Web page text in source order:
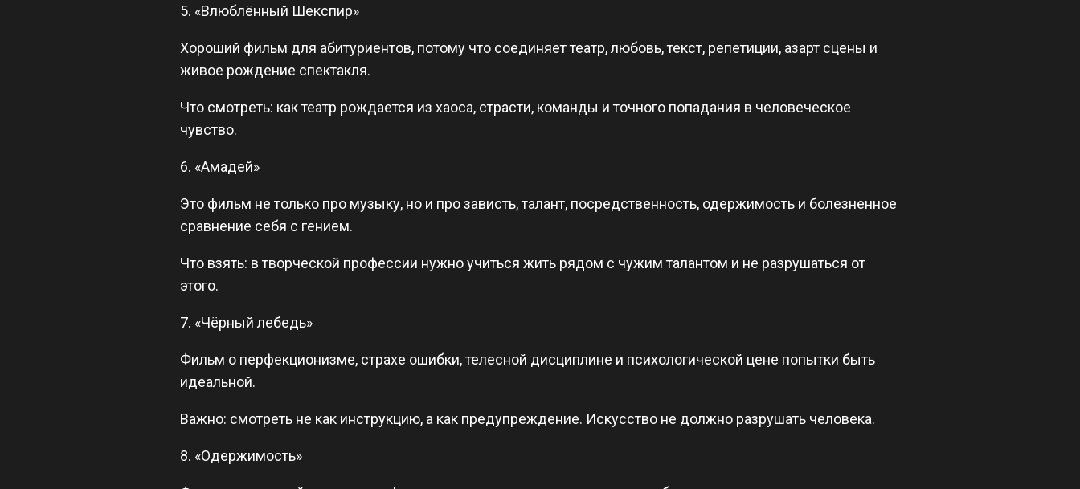
5. «Влюблённый Шекспир»
Хороший фильм для абитуриентов, потому что соединяет театр, любовь, текст, репетиции, азарт сцены и
живое рождение спектакля.
Что смотреть: как театр рождается из хаоса, страсти, команды и точного попадания в человеческое
чувство.
6. «Амадей»
Это фильм не только про музыку, но и про зависть, талант, посредственность, одержимость и болезненное
сравнение себя с гением.
Что взять: в творческой профессии нужно учиться жить рядом с чужим талантом и не разрушаться от
этого.
7. «Чёрный лебедь»
Фильм о перфекционизме, страхе ошибки, телесной дисциплине и психологической цене попытки быть
идеальной.
Важно: смотреть не как инструкцию, а как предупреждение. Искусство не должно разрушать человека.
8. «Одержимость»